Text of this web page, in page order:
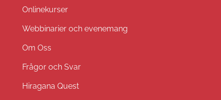
Onlinekurser
Webbinarier och evenemang
Om Oss
Frågor och Svar
Hiragana Quest